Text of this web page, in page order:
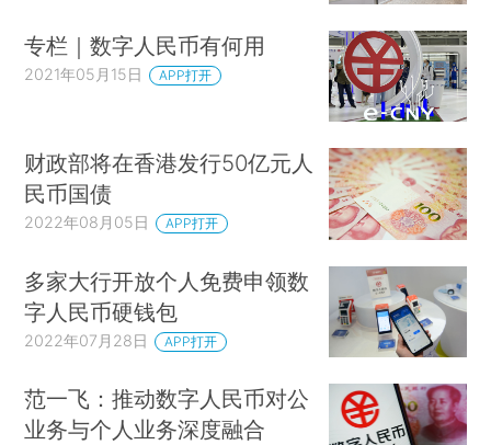
专栏｜数字人民币有何用
2021年05月15日 APP打开
财政部将在香港发行50亿元人
民币国债
2022年08月05日 APP打开
多家大行开放个人免费申领数
字人民币硬钱包
2022年07月28日 APP打开
范一飞：推动数字人民币对公
业务与个人业务深度融合